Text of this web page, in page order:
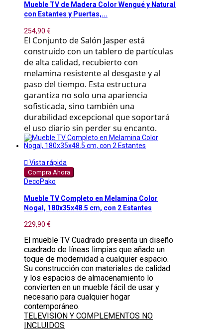
Mueble TV de Madera Color Wengué y Natural
con Estantes y Puertas,...
254,90 €
El Conjunto de Salón Jasper está
construido con un tablero de partículas
de alta calidad, recubierto con
melamina resistente al desgaste y al
paso del tiempo. Esta estructura
garantiza no solo una apariencia
sofisticada, sino también una
durabilidad excepcional que soportará
el uso diario sin perder su encanto.
 Vista rápida
Compra Ahora
DecoPako
Mueble TV Completo en Melamina Color
Nogal, 180x35x48.5 cm, con 2 Estantes
229,90 €
El mueble TV Cuadrado presenta un diseño
cuadrado de líneas limpias que añade un
toque de modernidad a cualquier espacio.
Su construcción con materiales de calidad
y los espacios de almacenamiento lo
convierten en un mueble fácil de usar y
necesario para cualquier hogar
contemporáneo.
TELEVISION Y COMPLEMENTOS NO
INCLUIDOS